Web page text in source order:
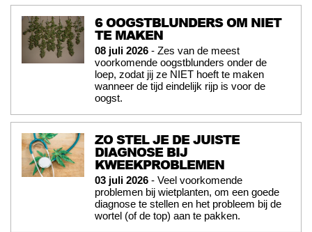
6 OOGSTBLUNDERS OM NIET
TE MAKEN
08 juli 2026 - Zes van de meest
voorkomende oogstblunders onder de
loep, zodat jij ze NIET hoeft te maken
wanneer de tijd eindelijk rijp is voor de
oogst.
ZO STEL JE DE JUISTE
DIAGNOSE BIJ
KWEEKPROBLEMEN
03 juli 2026 - Veel voorkomende
problemen bij wietplanten, om een goede
diagnose te stellen en het probleem bij de
wortel (of de top) aan te pakken.